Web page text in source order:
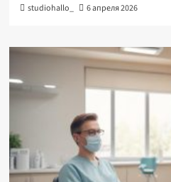
studiohallo_ 6 апреля 2026